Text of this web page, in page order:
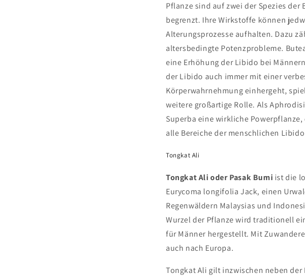
Pflanze sind auf zwei der Spezies der
begrenzt. Ihre Wirkstoffe können
Alterungsprozesse aufhalten. Dazu
altersbedingte Potenzprobleme.
eine Erhöhung der Libido bei
der Libido auch immer mit einer
Körperwahrnehmung einhergeht,
weitere großartige Rolle. Als
Superba eine wirkliche
alle Bereiche der menschlichen
Tongkat Ali
Tongkat Ali oder Pasak Bumi ist die
Eurycoma longifolia Jack, einen
Regenwäldern Malaysias und
Wurzel der Pflanze wird traditionell
für Männer hergestellt. Mit
auch nach Europa.
Tongkat Ali gilt inzwischen neben der